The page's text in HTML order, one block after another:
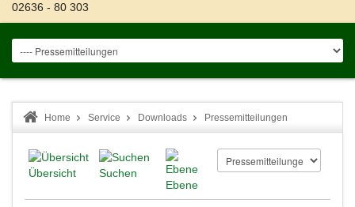
02636 - 80 303
Home Service Downloads Pressemitteilungen
Übersicht
Suchen
Ebene